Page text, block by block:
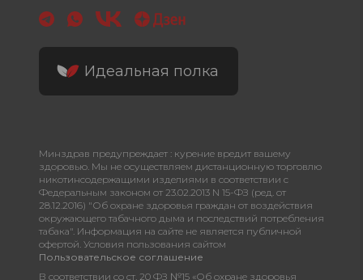
Идеальная полка
Минздрав предупреждает : курение вредит вашему
здоровью. Мы не осуществляем дистанционную торговлю
никотинсодержащими изделиями в соответствии с
Федеральным законом от 23.02.2013 N 15-ФЗ (ред. от
28.12.2016) "Об охране здоровья граждан от воздействия
окружающего табачного дыма и последствий потребления
табака". Информация на сайте не является публичной
офертой. Условия пользования сайтом
Пользовательское соглашение
В соответствии со ст. 20 ФЗ №15 «Об охране здоровья